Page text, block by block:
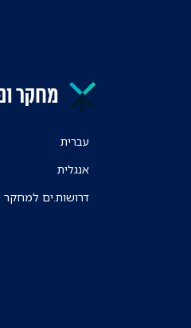
מחקר
עברית
אנגלית
דרושות.ים למחקר